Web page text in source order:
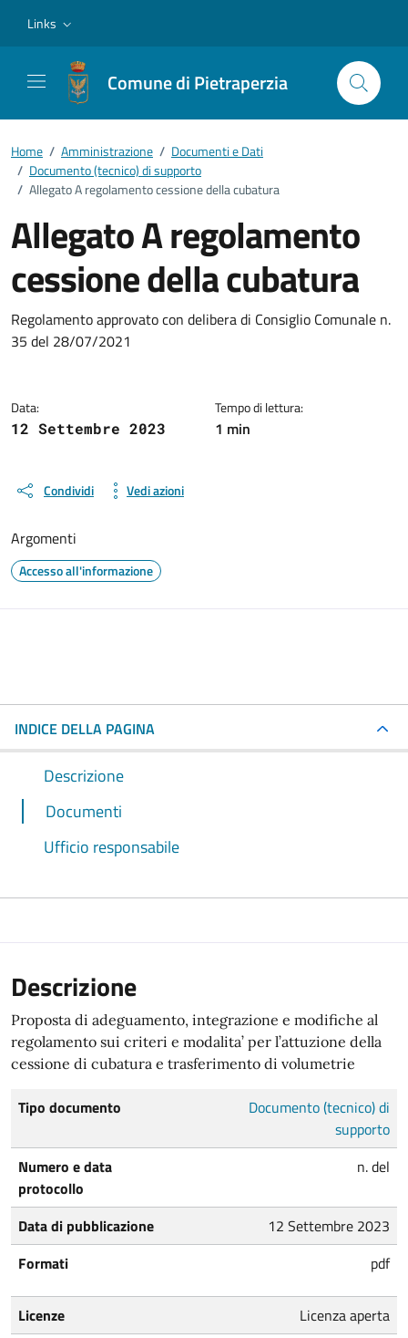
Links
Comune di Pietraperzia
Home / Amministrazione / Documenti e Dati
/ Documento (tecnico) di supporto
/ Allegato A regolamento cessione della cubatura
Allegato A regolamento
cessione della cubatura
Dettagli del documento
Regolamento approvato con delibera di Consiglio Comunale n.
35 del 28/07/2021
Data:
12 Settembre 2023
Tempo di lettura:
1 min
Condividi Vedi azioni
Argomenti
Accesso all'informazione
INDICE DELLA PAGINA
Descrizione
Documenti
Ufficio responsabile
Descrizione
Proposta di adeguamento, integrazione e modifiche al
regolamento sui criteri e modalita’ per l’attuzione della
cessione di cubatura e trasferimento di volumetrie
Tipo documento
Documento (tecnico) di
supporto
Numero e data
protocollo
n. del
Data di pubblicazione
12 Settembre 2023
Formati
pdf
Licenze Licenza aperta